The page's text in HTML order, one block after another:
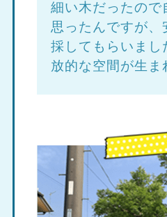
細い木だったので
思ったんですが
採してもらいま
放的な空間が生ま